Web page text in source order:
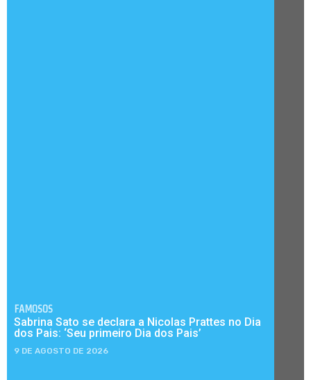
FAMOSOS
Sabrina Sato se declara a Nicolas Prattes no Dia
dos Pais: ‘Seu primeiro Dia dos Pais’
9 DE AGOSTO DE 2026